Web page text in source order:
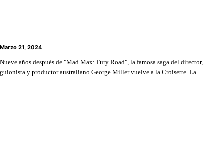
Marzo 21, 2024
Nueve años después de "Mad Max: Fury Road", la famosa saga del director,
guionista y productor australiano George Miller vuelve a la Croisette. La...